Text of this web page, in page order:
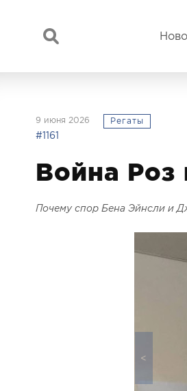
9 июня 2026 Регаты
#1161
Война Роз
Почему спор Бена Эйнсли и